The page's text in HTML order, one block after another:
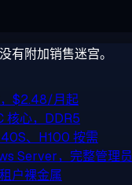
有附加销售迷宫。
，$2.48/月起
核心，DDR5
、H100 按需
Server，完整管理员
户裸金属